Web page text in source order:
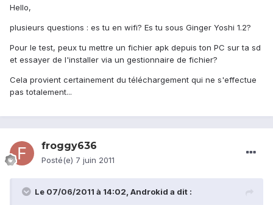
Hello,
plusieurs questions : es tu en wifi? Es tu sous Ginger Yoshi 1.2?
Pour le test, peux tu mettre un fichier apk depuis ton PC sur ta sd
et essayer de l'installer via un gestionnaire de fichier?
Cela provient certainement du téléchargement qui ne s'effectue
pas totalement...
froggy636
Posté(e) 7 juin 2011
Le 07/06/2011 à 14:02, Androkid a dit :